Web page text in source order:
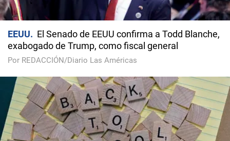
EEUU
El Senado de EEUU confirma a Todd Blanche,
exabogado de Trump, como fiscal general
Por REDACCIÓN/Diario Las Américas